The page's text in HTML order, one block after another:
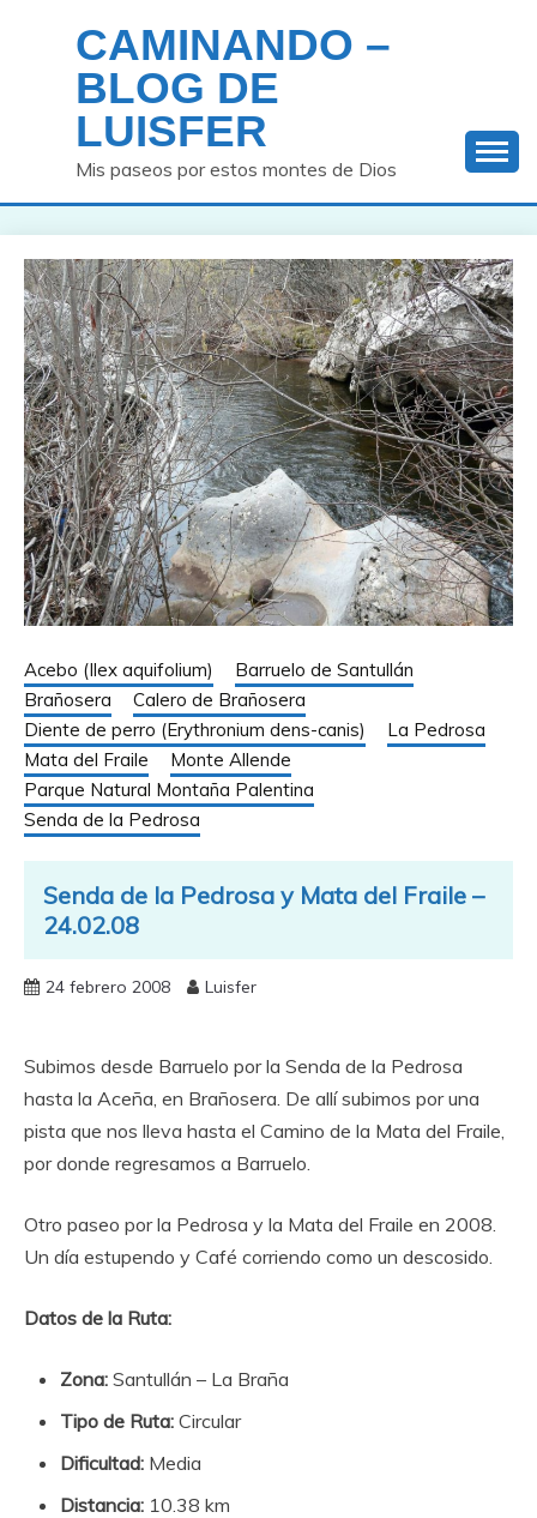
contenido
CAMINANDO –
BLOG DE
LUISFER
Mis paseos por estos montes de Dios
Acebo (Ilex aquifolium)
Barruelo de Santullán
Brañosera
Calero de Brañosera
Diente de perro (Erythronium dens-canis)
La Pedrosa
Mata del Fraile
Monte Allende
Parque Natural Montaña Palentina
Senda de la Pedrosa
Senda de la Pedrosa y Mata del Fraile –
24.02.08
24 febrero 2008 Luisfer
Subimos desde Barruelo por la Senda de la Pedrosa
hasta la Aceña, en Brañosera. De allí subimos por una
pista que nos lleva hasta el Camino de la Mata del Fraile,
por donde regresamos a Barruelo.
Otro paseo por la Pedrosa y la Mata del Fraile en 2008.
Un día estupendo y Café corriendo como un descosido.
Datos de la Ruta:
Zona: Santullán – La Braña
Tipo de Ruta: Circular
Dificultad: Media
Distancia: 10.38 km